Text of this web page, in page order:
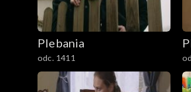
Plebania
odc. 1411